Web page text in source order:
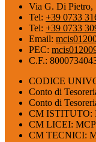
Via G. Di
Tel: +39 0733
Tel: +39 0733
Email:
PEC:
C.F.:
CODICE
Conto di
Conto di
CM ISTITUTO:
CM LICEI:
CM TECNICI: